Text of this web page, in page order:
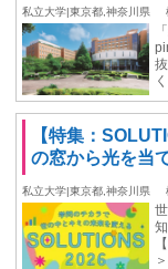
私立大学|東京都,神奈川県
【特集：
の窓から光を当
私立大学|東京都,神奈川県